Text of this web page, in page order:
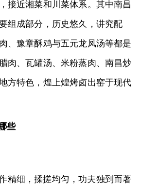
接近湘菜和川菜体系。其中南昌
组成部分，历史悠久，讲究配
、豫章酥鸡与五元龙凤汤等都是
肉、瓦罐汤、米粉蒸肉、南昌炒
方特色，煌上煌烤卤出窑于现代
些
精细，揉搓均匀，功夫独到而著